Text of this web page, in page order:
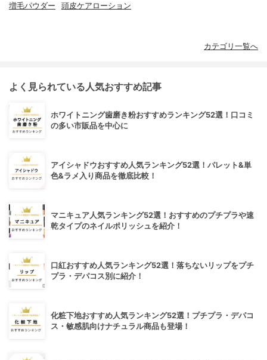
増毛パウダー 頭皮ケアローション
カテゴリ一覧へ
よく見られている人気おすすめ記事
ホワイトニング歯磨き粉おすすめランキング52選！口コミ
の多い市販品を中心に
アイシャドウおすすめ人気ランキング52選！パレット&単
色&ラメ入り商品を徹底比較！
マニキュア人気ランキング52選！おすすめのプチプラや速
乾タイプのネイルポリッシュを紹介！
口紅おすすめ人気ランキング52選！落ちないリップをプチ
プラ・デパコス別に紹介！
化粧下地おすすめ人気ランキング52選！プチプラ・デパコ
ス・敏感肌向けナチュラル商品も登場！